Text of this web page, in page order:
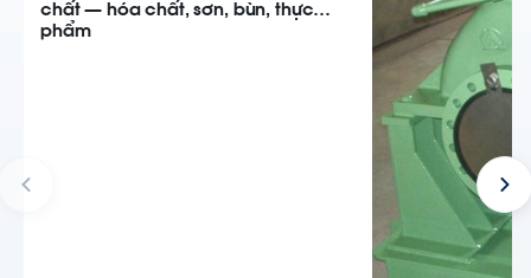
chất — hóa chất, sơn, bùn, thực
phẩm